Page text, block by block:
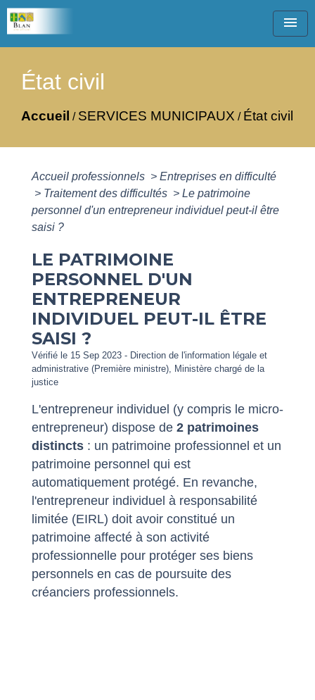
menu
État civil
Accueil / SERVICES MUNICIPAUX / État civil
Accueil professionnels > Entreprises en difficulté
> Traitement des difficultés > Le patrimoine
personnel d'un entrepreneur individuel peut-il être
saisi ?
LE PATRIMOINE
PERSONNEL D'UN
ENTREPRENEUR
INDIVIDUEL PEUT-IL ÊTRE
SAISI ?
Vérifié le 15 Sep 2023 - Direction de l'information légale et
administrative (Première ministre), Ministère chargé de la
justice
L'entrepreneur individuel (y compris le micro-
entrepreneur) dispose de 2 patrimoines
distincts : un patrimoine professionnel et un
patrimoine personnel qui est
automatiquement protégé. En revanche,
l'entrepreneur individuel à responsabilité
limitée (EIRL) doit avoir constitué un
patrimoine affecté à son activité
professionnelle pour protéger ses biens
personnels en cas de poursuite des
créanciers professionnels.